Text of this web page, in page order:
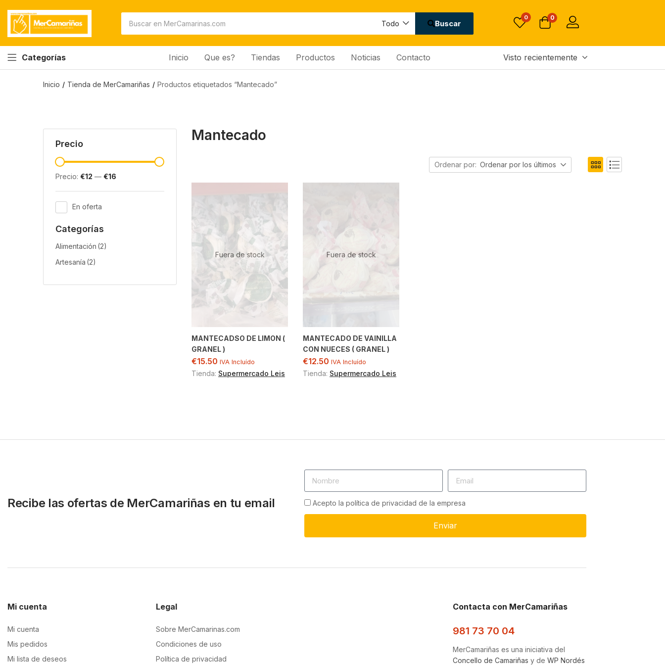
Todo Buscar
0 0
Categorías Inicio Que es? Tiendas Productos Noticias Contacto Visto recientemente
Inicio Tienda de MerCamariñas Productos etiquetados “Mantecado”
Precio
Precio: €12 — €16
En oferta
Categorías
Alimentación (2)
Artesanía (2)
Mantecado
Ordenar por: Ordenar por los últimos
Fuera de stock
MANTECADSO DE LIMON (
GRANEL )
€15.50 IVA Incluído
Tienda: Supermercado Leis
Fuera de stock
MANTECADO DE VAINILLA
CON NUECES ( GRANEL )
€12.50 IVA Incluído
Tienda: Supermercado Leis
Recibe las ofertas de MerCamariñas en tu email Acepto la política de privacidad de la empresa
Enviar
Mi cuenta
Mi cuenta
Mis pedidos
Mi lista de deseos
Legal
Sobre MerCamarinas.com
Condiciones de uso
Política de privacidad
Contacta con MerCamariñas
981 73 70 04
MerCamariñas es una iniciativa del
Concello de Camariñas y de WP Nordés